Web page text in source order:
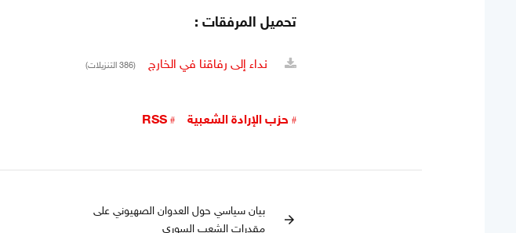
تحميل المرفقات :
نداء إلى رفاقنا في الخارج (386 التنزيلات)
حزب الإرادة الشعبية RSS
arrow_forward
بيان سياسي حول العدوان الصهيوني على
مقدرات الشعب السوري